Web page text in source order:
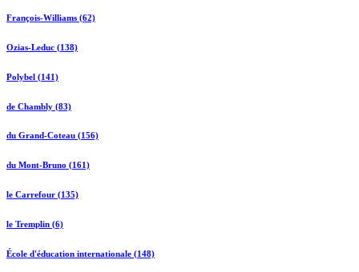
François-Williams (62)
Ozias-Leduc (138)
Polybel (141)
de Chambly (83)
du Grand-Coteau (156)
du Mont-Bruno (161)
le Carrefour (135)
le Tremplin (6)
École d'éducation internationale (148)